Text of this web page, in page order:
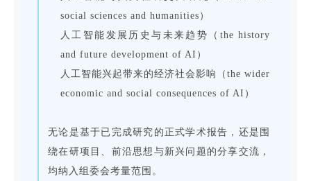
social sciences and humanities）
人工智能发展历史与未来趋势（the history
and future development of AI）
人工智能兴起带来的经济社会影响（the wider
economic and social consequences of AI）
无论是基于已完成研究的正式学术报告，还是围
绕在研项目、前沿思想与新兴问题的分享交流，
均纳入组委会考量范围。